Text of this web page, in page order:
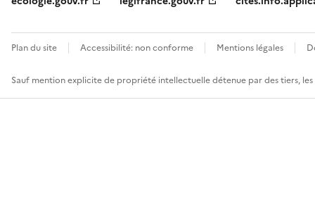
Plan du site Accessibilité: non conforme Mentions légales
Sauf mention explicite de propriété intellectuelle détenue par des tiers,